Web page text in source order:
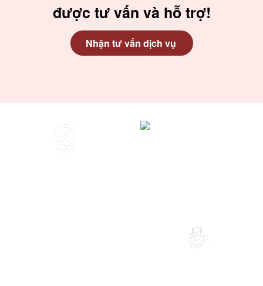
được tư vấn và hỗ trợ!
Nhận tư vấn dịch vụ